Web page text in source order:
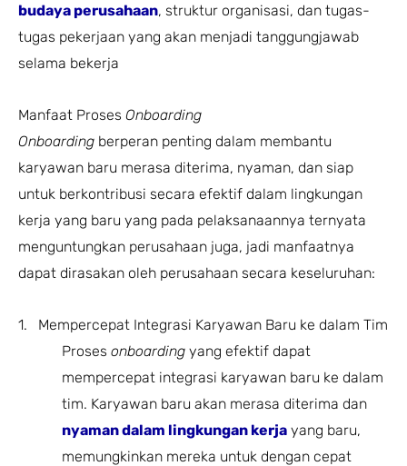
budaya perusahaan, struktur organisasi, dan tugas-
tugas pekerjaan yang akan menjadi tanggungjawab
selama bekerja
Manfaat Proses Onboarding
Onboarding berperan penting dalam membantu
karyawan baru merasa diterima, nyaman, dan siap
untuk berkontribusi secara efektif dalam lingkungan
kerja yang baru yang pada pelaksanaannya ternyata
menguntungkan perusahaan juga, jadi manfaatnya
dapat dirasakan oleh perusahaan secara keseluruhan:
1. Mempercepat Integrasi Karyawan Baru ke dalam Tim
Proses onboarding yang efektif dapat
mempercepat integrasi karyawan baru ke dalam
tim. Karyawan baru akan merasa diterima dan
nyaman dalam lingkungan kerja yang baru,
memungkinkan mereka untuk dengan cepat